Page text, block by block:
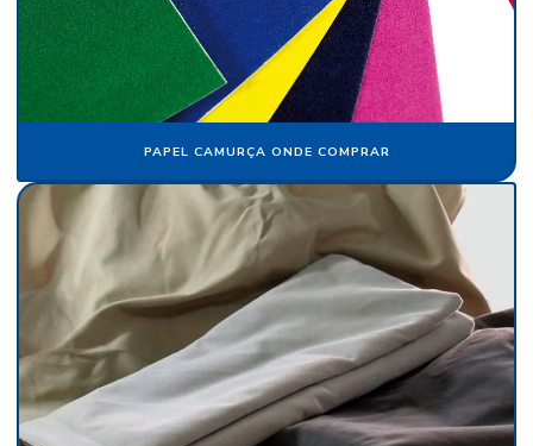
Fabricante papel de seda
Fabricante de veludo
Flocagem de bobinas de papéis
Flocos de nylon comprar
Folha de papel camurça
Folha de papel crepom parafinado
Folha de papel de seda atacado
Folha de papel veludo
Folha de seda fluorescente
PAPEL CAMURÇA ONDE COMPRAR